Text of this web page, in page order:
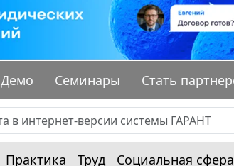
Демо Семинары Стать
Практика Труд Социальная сфера